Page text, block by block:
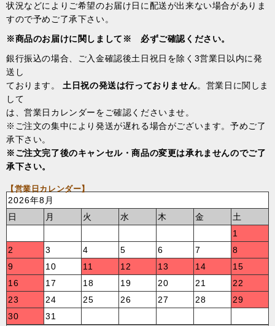
状況などによりご希望のお届け日に配送が出来ない場合がありま
すので予めご了承下さい。
※商品のお届けに関しまして※ 必ずご確認ください。
銀行振込の場合、ご入金確認後土日祝日を除く3営業日以内に発
送し
ております。土日祝の発送は行っておりません。営業日に関しま
して
は、営業日カレンダーをご確認くださいませ。
※ご注文の集中により発送が遅れる場合がございます。予めご了
承下さい。
※ご注文完了後のキャンセル・商品の変更は承れませんのでご了
承下さい。
【営業日カレンダー】
2026年8月
日
月 火 水 木 金
土
1
2
3 4 5 6 7
8
9
10 11 12 13 14
15
16
17 18 19 20 21
22
23
24 25 26 27 28
29
30
31